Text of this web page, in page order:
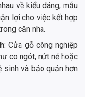
về kiểu dáng, mẫu
lợi cho việc kết hợp
căn nhà.
: Cửa gỗ công nghiệp
co ngót, nứt nẻ hoặc
sinh và bảo quản hơn